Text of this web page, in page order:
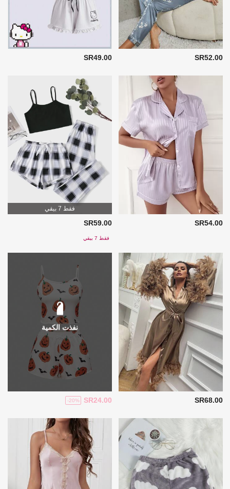
SR52.00
SR49.00
SR54.00
فقط 7 بيقي
SR59.00
فقط 7 بيقي
SR68.00
نفذت الكمية
SR24.00
-20%